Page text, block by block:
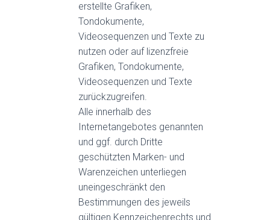
erstellte Grafiken,
Tondokumente,
Videosequenzen und Texte zu
nutzen oder auf lizenzfreie
Grafiken, Tondokumente,
Videosequenzen und Texte
zurückzugreifen.
Alle innerhalb des
Internetangebotes genannten
und ggf. durch Dritte
geschützten Marken- und
Warenzeichen unterliegen
uneingeschränkt den
Bestimmungen des jeweils
gültigen Kennzeichenrechts und